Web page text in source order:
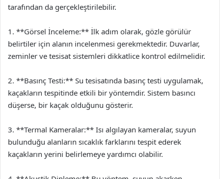
tarafından da gerçekleştirilebilir.
1. **Görsel İnceleme:** İlk adım olarak, gözle görülür
belirtiler için alanın incelenmesi gerekmektedir. Duvarlar,
zeminler ve tesisat sistemleri dikkatlice kontrol edilmelidir.
2. **Basınç Testi:** Su tesisatında basınç testi uygulamak,
kaçakların tespitinde etkili bir yöntemdir. Sistem basıncı
düşerse, bir kaçak olduğunu gösterir.
3. **Termal Kameralar:** Isı algılayan kameralar, suyun
bulunduğu alanların sıcaklık farklarını tespit ederek
kaçakların yerini belirlemeye yardımcı olabilir.